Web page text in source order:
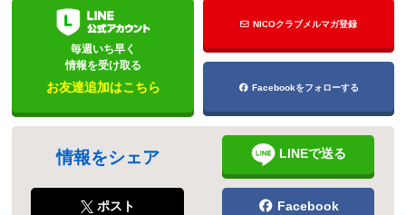
毎週いち早く
情報を受け取る
お友達追加はこちら
NICOクラブメルマガ登録
Facebookをフォローする
情報をシェア LINEで送る
ポスト Facebook